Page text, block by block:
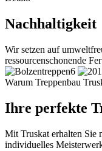
Nachhaltigkeit
Wir setzen auf
ressourcenschonende
Warum Treppenbau
Ihre perfekte
Mit Truskat erhalten Sie
individuelles